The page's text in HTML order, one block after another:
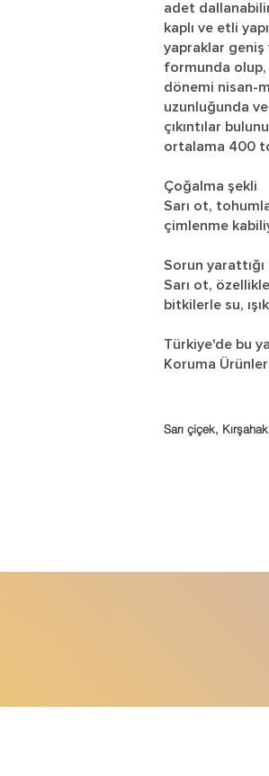
adet
kaplı ve etli
yapraklar geniş
formunda olup,
dönemi nisan-
uzunluğunda
çıkıntılar
ortalama 400
Çoğalma şekli
Sarı ot,
çimlenme
Sorun
Sarı ot,
bitkilerle su,
Türkiye'de bu
Koruma
Sarı çiçek, Kırşahak